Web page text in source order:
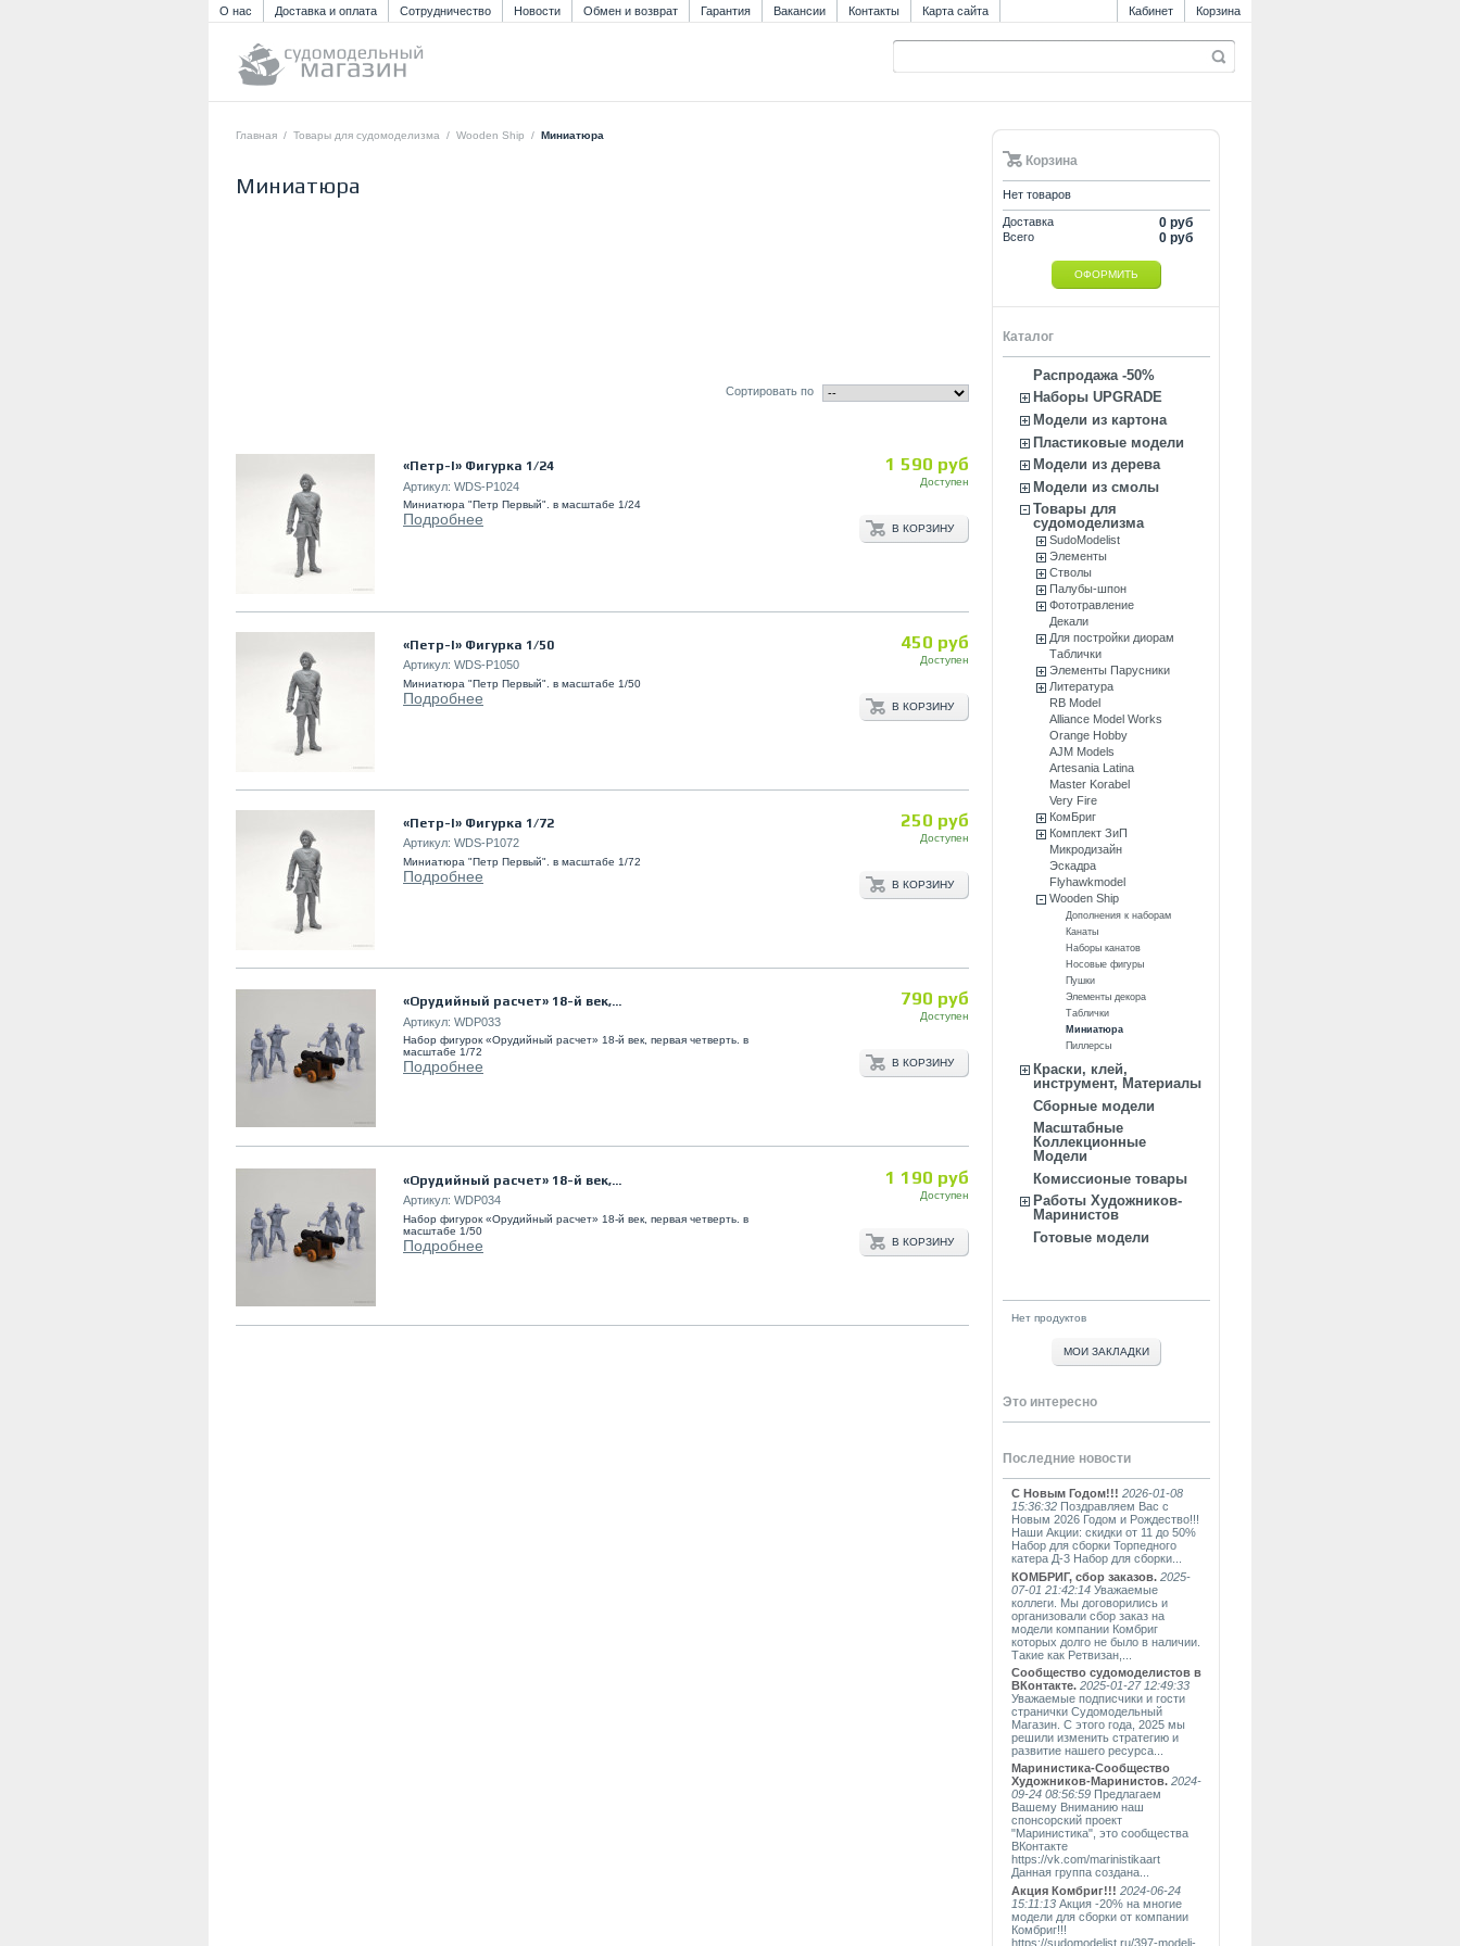
О нас Доставка и оплата Сотрудничество Новости Обмен и возврат Гарантия Вакансии Контакты Карта сайта Кабинет Корзина
Главная / Товары для судомоделизма / Wooden Ship / Миниатюра
Миниатюра
Сортировать по
«Петр-I» Фигурка 1/24
Артикул: WDS-P1024
Миниатюра "Петр Первый". в масштабе 1/24
Подробнее
1 590 руб
Доступен
В КОРЗИНУ
«Петр-I» Фигурка 1/50
Артикул: WDS-P1050
Миниатюра "Петр Первый". в масштабе 1/50
Подробнее
450 руб
Доступен
В КОРЗИНУ
«Петр-I» Фигурка 1/72
Артикул: WDS-P1072
Миниатюра "Петр Первый". в масштабе 1/72
Подробнее
250 руб
Доступен
В КОРЗИНУ
«Орудийный расчет» 18-й век,...
Артикул: WDP033
Набор фигурок «Орудийный расчет» 18-й век, первая четверть. в
масштабе 1/72
Подробнее
790 руб
Доступен
В КОРЗИНУ
«Орудийный расчет» 18-й век,...
Артикул: WDP034
Набор фигурок «Орудийный расчет» 18-й век, первая четверть. в
масштабе 1/50
Подробнее
1 190 руб
Доступен
В КОРЗИНУ
Корзина
Нет товаров
Доставка 0 руб
Всего 0 руб
ОФОРМИТЬ
Каталог
Распродажа -50%
Наборы UPGRADE
Модели из картона
Пластиковые модели
Модели из дерева
Модели из смолы
Товары для
судомоделизма
SudoModelist
Элементы
Стволы
Палубы-шпон
Фототравление
Декали
Для постройки диорам
Таблички
Элементы Парусники
Литература
RB Model
Alliance Model Works
Orange Hobby
AJM Models
Artesania Latina
Master Korabel
Very Fire
КомБриг
Комплект ЗиП
Микродизайн
Эскадра
Flyhawkmodel
Wooden Ship
Дополнения к наборам
Канаты
Наборы канатов
Носовые фигуры
Пушки
Элементы декора
Таблички
Миниатюра
Пиллерсы
Краски, клей,
инструмент, Материалы
Сборные модели
Масштабные
Коллекционные
Модели
Комиссионые товары
Работы Художников-
Маринистов
Готовые модели
Нет продуктов
МОИ ЗАКЛАДКИ
Это интересно
Последние новости
С Новым Годом!!! 2026-01-08
15:36:32Поздравляем Вас с
Новым 2026 Годом и Рождество!!!
Наши Акции: скидки от 11 до 50%
Набор для сборки Торпедного
катера Д-3 Набор для сборки...
КОМБРИГ, сбор заказов. 2025-
07-01 21:42:14Уважаемые
коллеги. Мы договорились и
организовали сбор заказ на
модели компании Комбриг
которых долго не было в наличии.
Такие как Ретвизан,...
Сообщество судомоделистов в
ВКонтакте. 2025-01-27 12:49:33
Уважаемые подписчики и гости
странички Судомодельный
Магазин. С этого года, 2025 мы
решили изменить стратегию и
развитие нашего ресурса...
Маринистика-Сообщество
Художников-Маринистов. 2024-
09-24 08:56:59Предлагаем
Вашему Вниманию наш
спонсорский проект
"Маринистика", это сообщества
ВКонтакте
https://vk.com/marinistikaart
Данная группа создана...
Акция Комбриг!!! 2024-06-24
15:11:13Акция -20% на многие
модели для сборки от компании
Комбриг!!!
https://sudomodelist.ru/397-modeli-